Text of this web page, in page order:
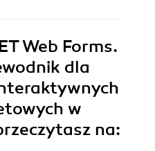
Web Forms.
dla
w
na: